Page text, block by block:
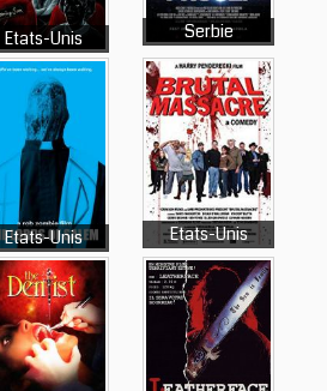
Etats-Unis Serbie
Etats-Unis Etats-Unis